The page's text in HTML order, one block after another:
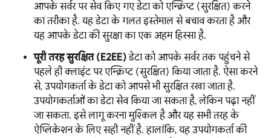
आपके सर्वर पर सेव किए गए डेटा को एन्क्रिप्ट (सुरक्षित) करने
का तरीका है. यह डेटा के गलत इस्तेमाल से बचाव करता है और
यह आपके डेटा की सुरक्षा का एक अहम हिस्सा है.
पूरी तरह सुरक्षित (E2EE)डेटा को आपके सर्वर तक पहुंचने से
पहले ही क्लाइंट पर एन्क्रिप्ट (सुरक्षित) किया जाता है. ऐसा करने
से, उपयोगकर्ता के डेटा को आपसे भी सुरक्षित रखा जाता है.
उपयोगकर्ताओं का डेटा सेव किया जा सकता है, लेकिन पढ़ा नहीं
जा सकता. इसे लागू करना मुश्किल है और यह सभी तरह के
ऐप्लिकेशन के लिए सही नहीं है. हालांकि, यह उपयोगकर्ता की